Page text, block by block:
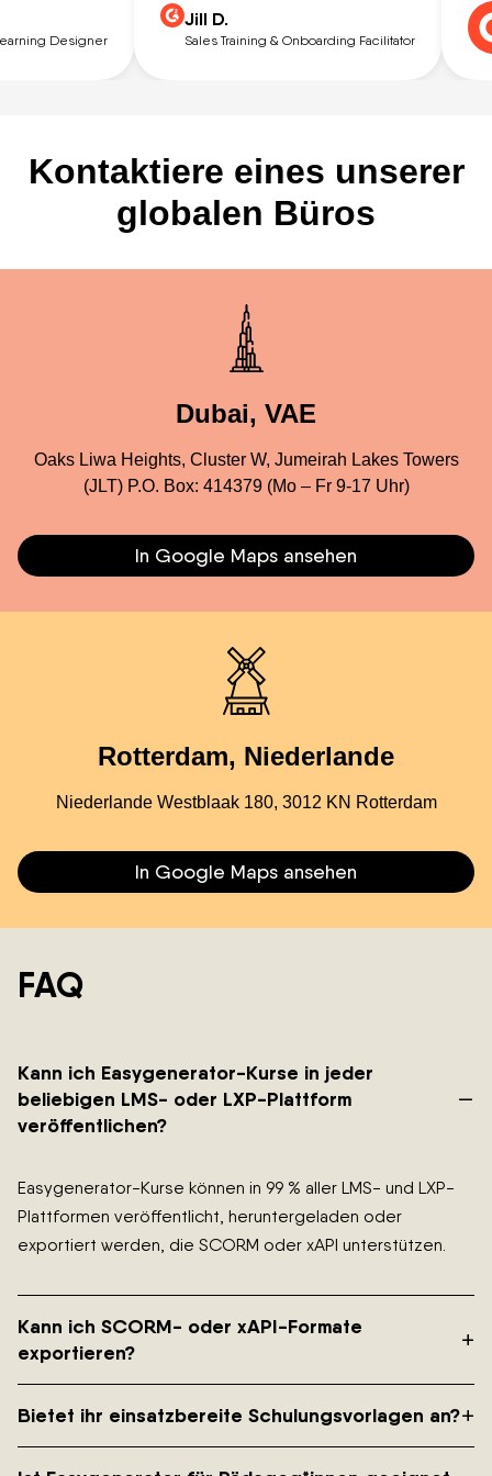
Designer
Jill D.
Sales Training & Onboarding Facilitator
Kontaktiere eines unserer
globalen Büros
Dubai, VAE
Oaks Liwa Heights, Cluster W, Jumeirah Lakes Towers
(JLT) P.O. Box: 414379 (Mo – Fr 9-17 Uhr)
In Google Maps ansehen
Rotterdam, Niederlande
Niederlande Westblaak 180, 3012 KN Rotterdam
In Google Maps ansehen
FAQ
Kann ich Easygenerator-Kurse in jeder
beliebigen LMS- oder LXP-Plattform
veröffentlichen?
–
Easygenerator-Kurse können in 99 % aller LMS- und LXP-
Plattformen veröffentlicht, heruntergeladen oder
exportiert werden, die SCORM oder xAPI unterstützen.
Kann ich SCORM- oder xAPI-Formate
exportieren?
+
Selbstverständlich! Du kannst Kurse mit wenigen Klicks in
den Formaten SCORM 1.2, SCORM 2004 und xAPI
Bietet ihr einsatzbereite Schulungsvorlagen an?+